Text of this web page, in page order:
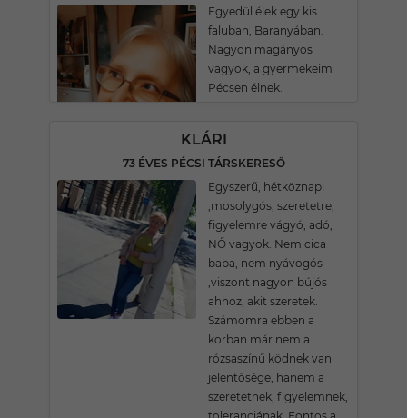
Egyedül élek egy kis
faluban, Baranyában.
Nagyon magányos
vagyok, a gyermekeim
Pécsen élnek.
KLÁRI
73 ÉVES PÉCSI TÁRSKERESŐ
Egyszerű, hétköznapi
,mosolygós, szeretetre,
figyelemre vágyó, adó,
NŐ vagyok. Nem cica
baba, nem nyávogós
,viszont nagyon bújós
ahhoz, akit szeretek.
Számomra ebben a
korban már nem a
rózsaszínű ködnek van
jelentősége, hanem a
szeretetnek, figyelemnek,